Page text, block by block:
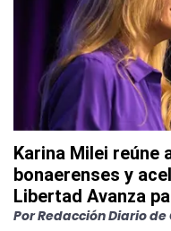
Karina Milei reúne
bonaerenses y
Libertad Avanza
PorRedacción Diario de